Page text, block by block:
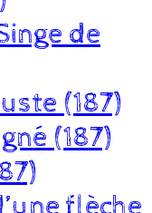
de
(187)
(187)